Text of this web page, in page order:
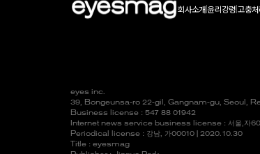
회사소개|윤리강령 고충처
eyes inc.
39, Bongeunsa-ro 22-gil, Gangnam-gu, Seoul,
Business license : 547 88 01942
Internet news service business license : 서울,자
Periodical license : 강남, 가00010 | 2020.10.30
Title : eyesmag